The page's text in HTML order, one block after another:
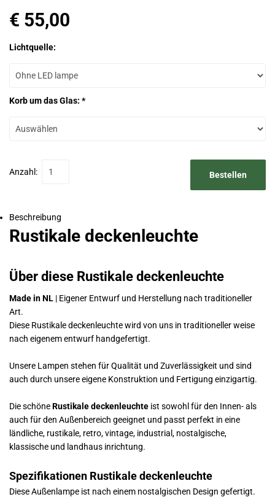
€ 55,00
Lichtquelle:
Korb um das Glas: *
Anzahl: Bestellen
Beschreibung
Rustikale deckenleuchte
Über diese Rustikale deckenleuchte
Made in NL | Eigener Entwurf und Herstellung nach traditioneller
Art.
Diese Rustikale deckenleuchte wird von uns in traditioneller weise
nach eigenem entwurf handgefertigt.
Unsere Lampen stehen für Qualität und Zuverlässigkeit und sind
auch durch unsere eigene Konstruktion und Fertigung einzigartig.
Die schöneRustikale deckenleuchte ist sowohl für den Innen- als
auch für den Außenbereich geeignet und passt perfekt in eine
ländliche, rustikale, retro, vintage, industrial, nostalgische,
klassische und landhaus inrichtung.
Spezifikationen Rustikale deckenleuchte
Diese Außenlampe ist nach einem nostalgischen Design gefertigt.